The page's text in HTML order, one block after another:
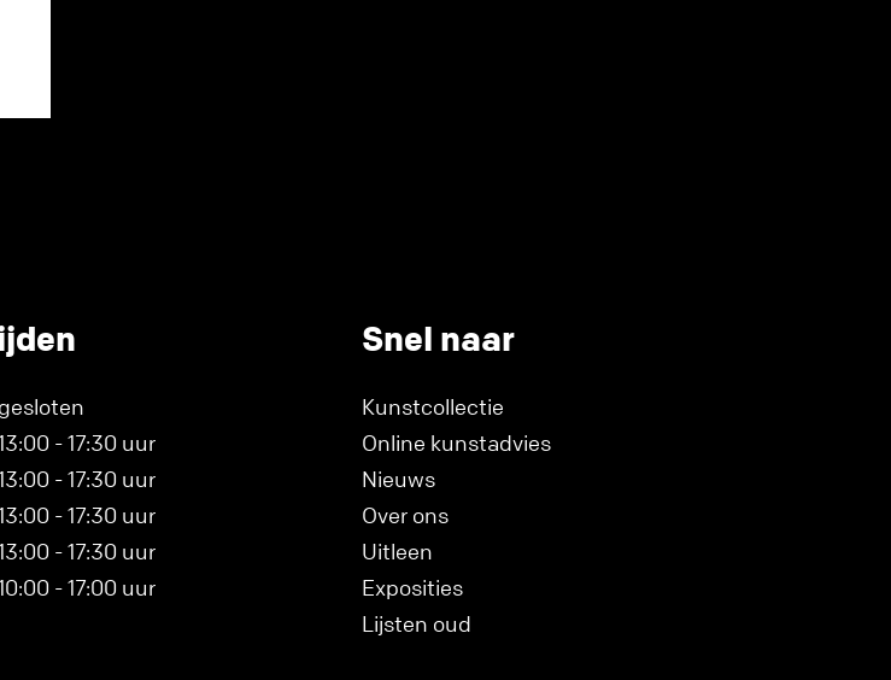
gesloten
- 17:30 uur
- 17:30 uur
- 17:30 uur
- 17:30 uur
- 17:00 uur
Snel naar
Kunstcollectie
Online kunstadvies
Nieuws
Over ons
Uitleen
Exposities
Lijsten oud